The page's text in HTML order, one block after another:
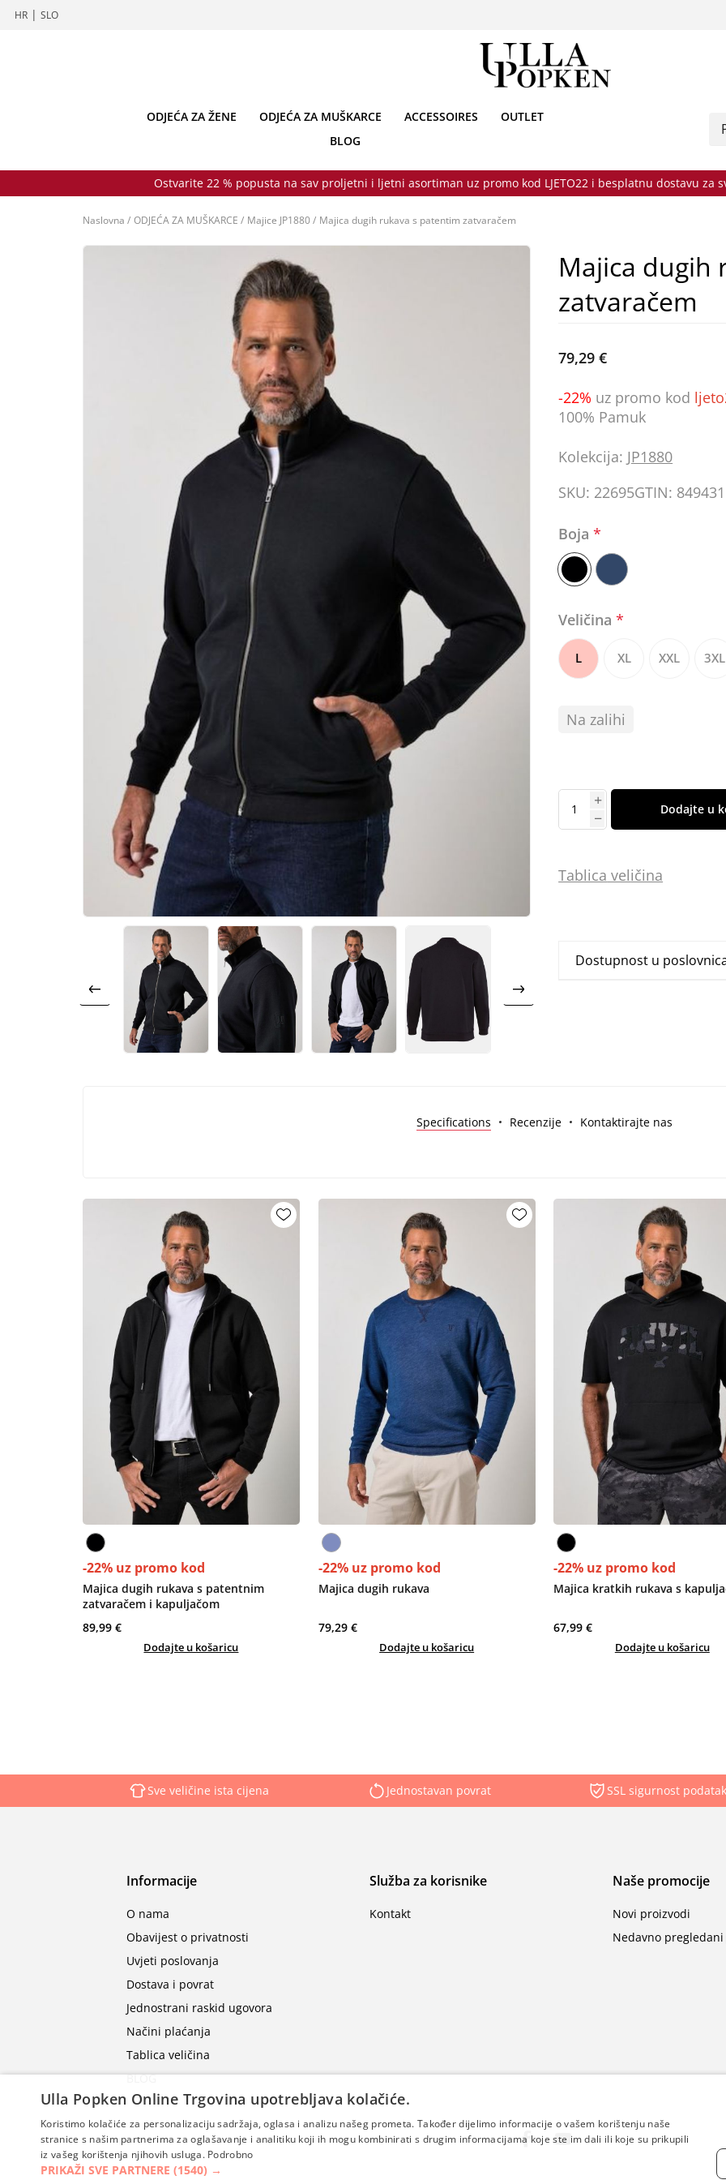
HR | SLO
ODJEĆA ZA ŽENE ODJEĆA ZA MUŠKARCE ACCESSOIRES
OUTLET
BLOG
Ostvarite 22 % popusta na sav proljetni i ljetni asortiman uz promo kod LJETO22 i besplatnu dostavu za
Naslovna / ODJEĆA ZA MUŠKARCE / Majice JP1880/ Majica dugih rukava s patentim zatvaračem
Majica dugih
zatvaračem
79,29 €
-22% uz promo kod
100% Pamuk
Kolekcija: JP1880
SKU: 22695GTIN: 849431
Boja*
Veličina*
L XL XXL 3XL
Na zalihi
Dodajte u
Tablica veličina
Dostupnost u
Specifications Recenzije Kontaktirajte nas
-22% uz promo kod
Majica dugih rukava s patentnim
zatvaračem i kapuljačom
89,99 €
Dodajte u košaricu
-22% uz promo kod
Majica dugih rukava
79,29 €
Dodajte u košaricu
-22% uz promo kod
Majica kratkih rukava s
67,99 €
Dodajte u košaricu
Sve veličine ista cijena Jednostavan povrat SSL sigurnost
Informacije
O nama
Obavijest o privatnosti
Uvjeti poslovanja
Dostava i povrat
Jednostrani raskid ugovora
Načini plaćanja
Tablica veličina
BLOG
Služba za korisnike
Kontakt
Naše promocije
Novi proizvodi
Nedavno
Ulla Popken Online Trgovina upotrebljava kolačiće.
Koristimo kolačiće za personalizaciju sadržaja, oglasa i analizu našeg prometa. Također dijelimo informacije o vašem korištenju naše
stranice s našim partnerima za oglašavanje i analitiku koji ih mogu kombinirati s drugim informacijama koje ste im dali ili koje su prikupili
iz vašeg korištenja njihovih usluga. Podrobno
PRIKAŽI SVE PARTNERE (1540) →